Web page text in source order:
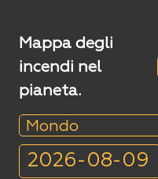
Mappa degli
incendi nel
pianeta.
Mondo